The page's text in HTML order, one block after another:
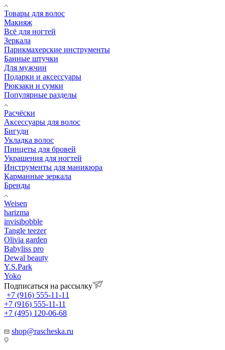
Товары для волос
Макияж
Всё для ногтей
Зеркала
Парикмахерские инструменты
Банные штучки
Для мужчин
Подарки и аксессуары
Рюкзаки и сумки
Популярные разделы
Расчёски
Аксессуары для волос
Бигуди
Укладка волос
Пинцеты для бровей
Украшения для ногтей
Инструменты для маникюра
Карманные зеркала
Бренды
Weisen
harizma
invisibobble
Tangle teezer
Olivia garden
Babyliss pro
Dewal beauty
Y.S.Park
Yoko
Подписаться на рассылку
+7 (916) 555-11-11
+7 (916) 555-11-11
+7 (495) 120-06-68
shop@rascheska.ru